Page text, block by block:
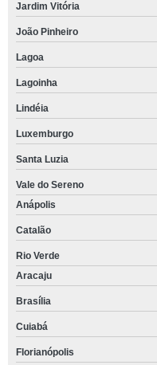
Jardim Vitória
João Pinheiro
Lagoa
Lagoinha
Lindéia
Luxemburgo
Santa Luzia
Vale do Sereno
Anápolis
Catalão
Rio Verde
Aracaju
Brasília
Cuiabá
Florianópolis